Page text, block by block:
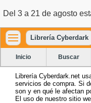
Del 3 a 21 de agosto
Librería Cyberdark
Inicio Buscar
Librería Cyberdark.net
servicios de compra. Si
son y en qué le afectan
El uso de nuestro sitio